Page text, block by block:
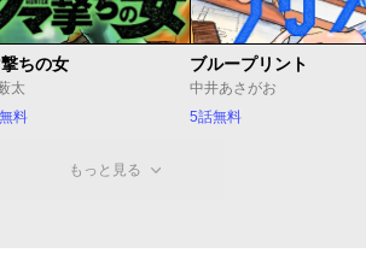
ちの女
太
料
ブループリント
中井あさがお
5話無料
もっと見る